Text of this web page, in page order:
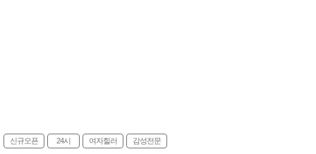
신규오픈 24시 여자힐러 감성전문